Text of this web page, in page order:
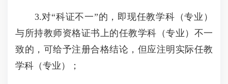
3.对“科证不一”的，即现任教学科（专业）
与所持教师资格证书上的任教学科（专业）不一
致的，可给予注册合格结论，但应注明实际任教
学科（专业）；